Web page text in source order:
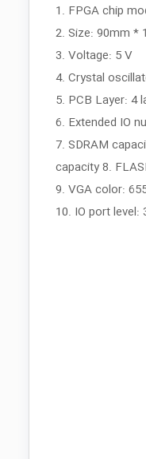
1. FPGA chip
2. Size: 90mm *
3. Voltage: 5 V
4. Crystal
5. PCB Layer: 4
6. Extended IO
7. SDRAM
capacity 8.
9. VGA color:
10. IO port level: